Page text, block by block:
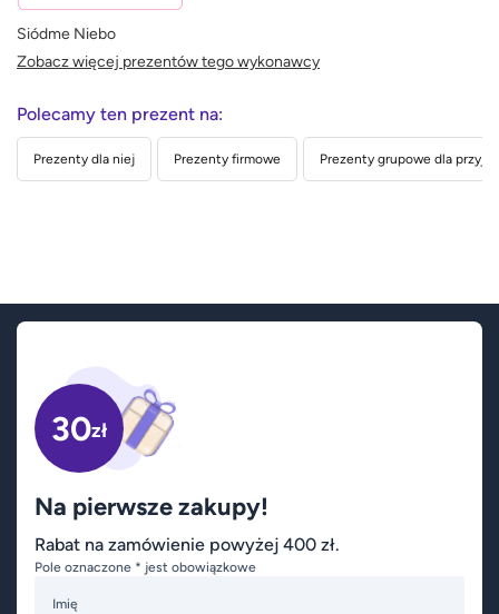
Siódme Niebo
Zobacz więcej prezentów tego wykonawcy
Polecamy ten prezent na:
Prezenty dla niej Prezenty firmowe Prezenty grupowe dla
30zł
Na pierwsze zakupy!
Rabat na zamówienie powyżej 400 zł.
Pole oznaczone * jest obowiązkowe
Imię